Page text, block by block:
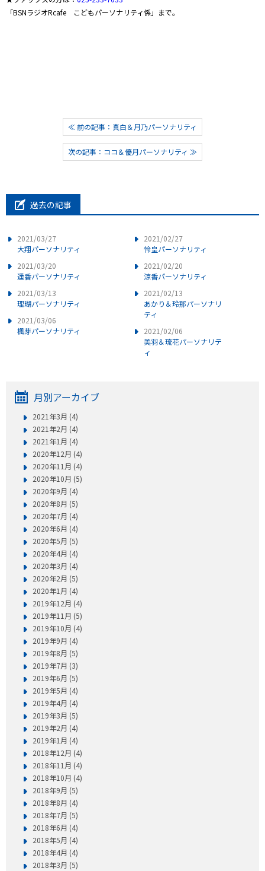
「BSNラジオRcafe こどもパーソナリティ係」まで。
≪ 前の記事：真白＆月乃パーソナリティ
次の記事：ココ＆優月パーソナリティ ≫
過去の記事
2021/03/27
大翔パーソナリティ
2021/03/20
遥香パーソナリティ
2021/03/13
理瑚パーソナリティ
2021/03/06
楓芽パーソナリティ
2021/02/27
怜皇パーソナリティ
2021/02/20
涼香パーソナリティ
2021/02/13
あかり＆玲那パーソナリ
ティ
2021/02/06
美羽＆琉花パーソナリテ
ィ
月別アーカイブ
2021年3月 (4)
2021年2月 (4)
2021年1月 (4)
2020年12月 (4)
2020年11月 (4)
2020年10月 (5)
2020年9月 (4)
2020年8月 (5)
2020年7月 (4)
2020年6月 (4)
2020年5月 (5)
2020年4月 (4)
2020年3月 (4)
2020年2月 (5)
2020年1月 (4)
2019年12月 (4)
2019年11月 (5)
2019年10月 (4)
2019年9月 (4)
2019年8月 (5)
2019年7月 (3)
2019年6月 (5)
2019年5月 (4)
2019年4月 (4)
2019年3月 (5)
2019年2月 (4)
2019年1月 (4)
2018年12月 (4)
2018年11月 (4)
2018年10月 (4)
2018年9月 (5)
2018年8月 (4)
2018年7月 (5)
2018年6月 (4)
2018年5月 (4)
2018年4月 (4)
2018年3月 (5)